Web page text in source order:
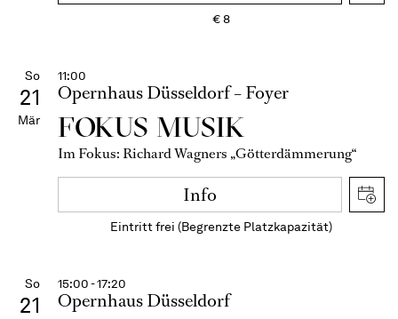
€8
So
21
Mär
11:00
Opernhaus Düsseldorf – Foyer
FOKUS MUSIK
Im Fokus: Richard Wagners „Götterdämmerung“
Info
Eintritt frei (Begrenzte Platzkapazität)
So
21
15:00 - 17:20
Opernhaus Düsseldorf